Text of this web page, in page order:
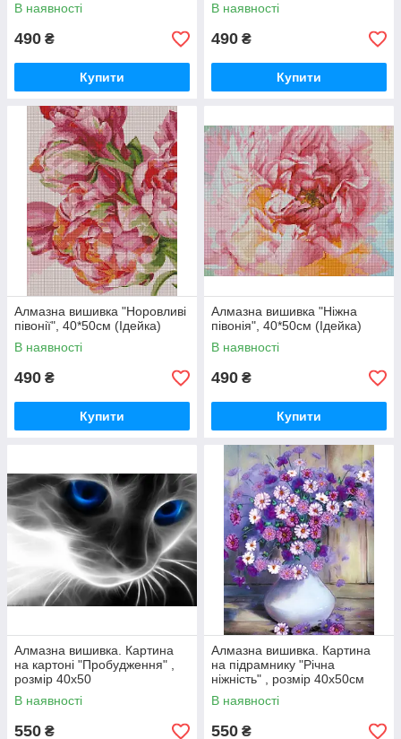
В наявності
490 ₴
Купити
В наявності
490 ₴
Купити
Алмазна вишивка "Норовливі
півонії", 40*50см (Ідейка)
В наявності
490 ₴
Купити
Алмазна вишивка "Ніжна
півонія", 40*50см (Ідейка)
В наявності
490 ₴
Купити
Алмазна вишивка. Картина
на картоні "Пробудження" ,
розмір 40х50
В наявності
550 ₴
Алмазна вишивка. Картина
на підрамнику "Річна
ніжність" , розмір 40х50см
В наявності
550 ₴